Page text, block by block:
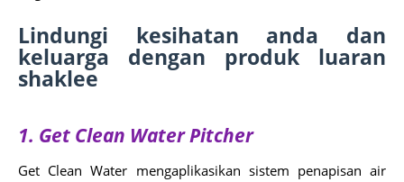
Lindungi kesihatan anda dan
keluarga dengan produk luaran
shaklee
1. Get Clean Water Pitcher
Get Clean Water mengaplikasikan sistem penapisan air